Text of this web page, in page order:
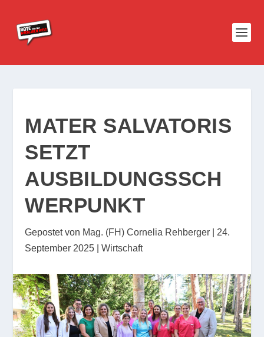
MATER SALVATORIS
SETZT
AUSBILDUNGSSCH
WERPUNKT
Gepostet von Mag. (FH) Cornelia Rehberger
24.
September 2025 |Wirtschaft